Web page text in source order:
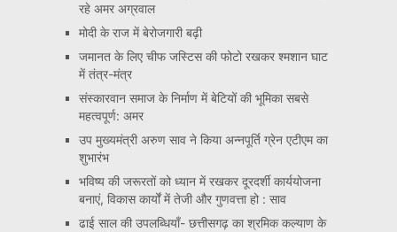
रहे अमर अग्रवाल
मोदी के राज में बेरोजगारी बढ़ी
जमानत के लिए चीफ जस्टिस की फोटो रखकर श्मशान घाट
में तंत्र-मंत्र
संस्कारवान समाज के निर्माण में बेटियों की भूमिका सबसे
महत्वपूर्ण: अमर
उप मुख्यमंत्री अरुण साव ने किया अन्नपूर्ति ग्रेन एटीएम का
शुभारंभ
भविष्य की जरूरतों को ध्यान में रखकर दूरदर्शी कार्ययोजना
बनाएं, विकास कार्यों में तेजी और गुणवत्ता हो : साव
ढाई साल की उपलब्धियाँ- छत्तीसगढ़ का श्रमिक कल्याण के